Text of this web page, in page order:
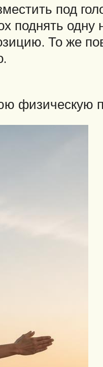
под
одну
То же
физическую